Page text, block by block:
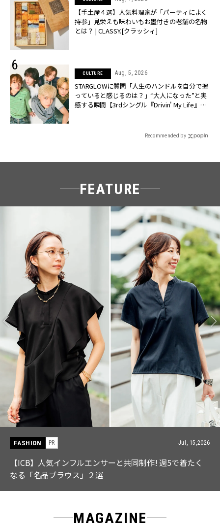
【手土産４選】人気料理家が「パーティによく
持参」見栄えも味わいもお墨付きの老舗の名物
とは？ | CLASSY.[クラッシィ]
CULTURE Aug, 5, 2026
STARGLOWに質問「人生のハンドルを自分で握
っていると感じるのは？」“大️人になった”と実
感する瞬間【3rdシングル『Drivin' My Life』発
Recommended by
FEATURE
FASHION PR Jul, 15,2026
【ICB】人気インフルエンサーと共同制作! 週5で着たく
なる「名品ブラウス」２選
MAGAZINE